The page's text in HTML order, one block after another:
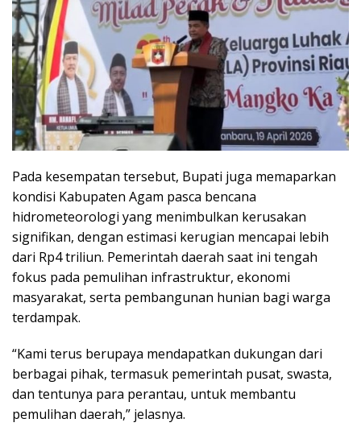
Pada kesempatan tersebut, Bupati juga memaparkan
kondisi Kabupaten Agam pasca bencana
hidrometeorologi yang menimbulkan kerusakan
signifikan, dengan estimasi kerugian mencapai lebih
dari Rp4 triliun. Pemerintah daerah saat ini tengah
fokus pada pemulihan infrastruktur, ekonomi
masyarakat, serta pembangunan hunian bagi warga
terdampak.
“Kami terus berupaya mendapatkan dukungan dari
berbagai pihak, termasuk pemerintah pusat, swasta,
dan tentunya para perantau, untuk membantu
pemulihan daerah,” jelasnya.